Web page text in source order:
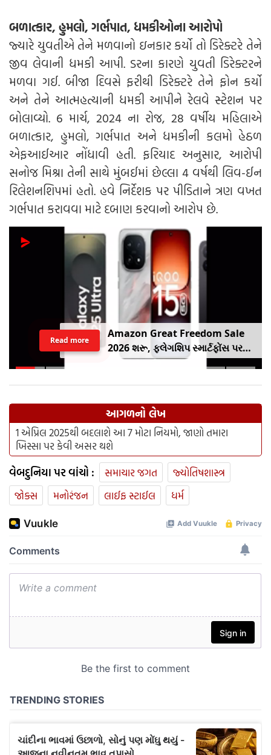
બળાત્કાર, હુમલો, ગર્ભપાત, ધમકીઓના આરોપો
જ્યારે યુવતીએ તેને મળવાનો ઇનકાર કર્યો તો ડિરેક્ટરે તેને
જીવ લેવાની ધમકી આપી. ડરના કારણે યુવતી ડિરેક્ટરને
મળવા ગઈ. બીજા દિવસે ફરીથી ડિરેક્ટરે તેને ફોન કર્યો
અને તેને આત્મહત્યાની ધમકી આપીને રેલવે સ્ટેશન પર
બોલાવ્યો. 6 માર્ચ, 2024 ના રોજ, 28 વર્ષીય મહિલાએ
બળાત્કાર, હુમલો, ગર્ભપાત અને ધમકીની કલમો હેઠળ
એફઆઈઆર નોંધાવી હતી. ફરિયાદ અનુસાર, આરોપી
સનોજ મિશ્રા તેની સાથે મુંબઈમાં છેલ્લા 4 વર્ષથી લિવ-ઈન
રિલેશનશિપમાં હતો. હવે નિર્દેશક પર પીડિતાને ત્રણ વખત
ગર્ભપાત કરાવવા માટે દબાણ કરવાનો આરોપ છે.
Amazon Great Freedom Sale
2026 શરૂ, ફ્લેગશિપ સ્માર્ટફોંસ પર
બંપર ડિસ્કાઉંટ, ચેક કરો ઓફર
Read more
આગળનો લેખ
1 એપ્રિલ 2025થી બદલાશે આ 7 મોટા નિયમો, જાણો તમારા
ખિસ્સા પર કેવી અસર થશે
વેબદુનિયા પર વાંચો : સમાચાર જગત
જ્યોતિષશાસ્ત્ર
જોક્સ
મનોરંજન લાઈફ સ્ટાઈલ ધર્મ